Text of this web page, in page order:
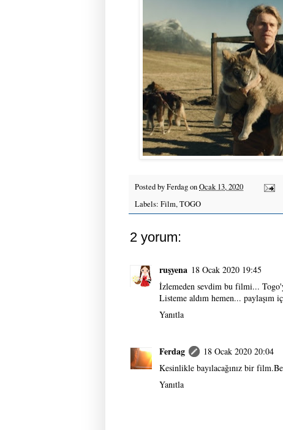
Posted byFerdagonOcak 13, 2020
Labels: Film,TOGO
2 yorum:
ruşyena 18 Ocak 2020 19:45
İzlemeden sevdim bu filmi...
Listeme aldım hemen... paylaşım
Yanıtla
Ferdag
18 Ocak 2020 20:04
Kesinlikle bayılacağınız bir
Yanıtla